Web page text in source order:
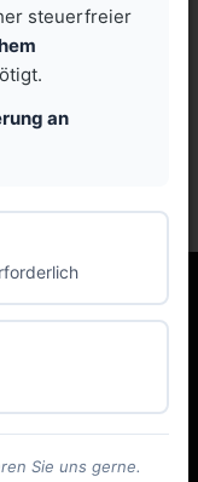
steuerfreier
an
Sie uns gerne.